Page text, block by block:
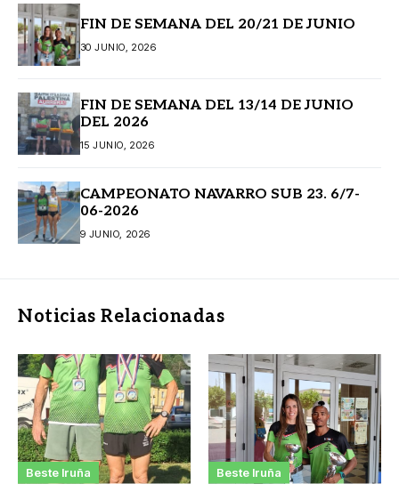
FIN DE SEMANA DEL 20/21 DE JUNIO
30 JUNIO, 2026
FIN DE SEMANA DEL 13/14 DE JUNIO
DEL 2026
15 JUNIO, 2026
CAMPEONATO NAVARRO SUB 23. 6/7-
06-2026
9 JUNIO, 2026
Noticias Relacionadas
Beste Iruña Beste Iruña